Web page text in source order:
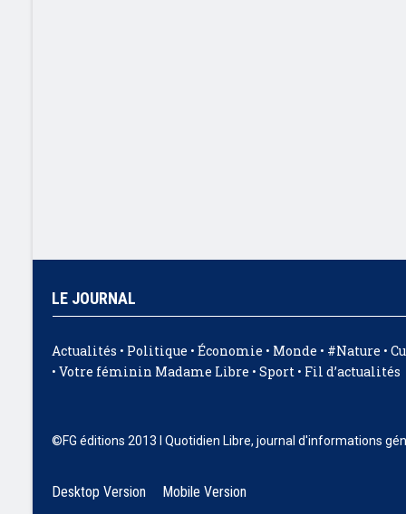
LE JOURNAL
Actualités • Politique •Économie • Monde • #Nature •
•Votre féminin Madame Libre •Sport • Fil d’actualités
©FG éditions 2013 I Quotidien Libre, journal d'informations
Desktop Version Mobile Version